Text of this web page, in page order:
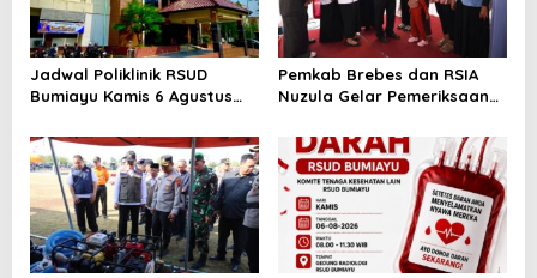
Jadwal Poliklinik RSUD
Bumiayu Kamis 6 Agustus
Dokter Sebelum Berkunjung
Pemkab Brebes dan RSIA
Nuzula Gelar Pemeriksaan
Perkuat Kesehatan Ibu dan
Bayi